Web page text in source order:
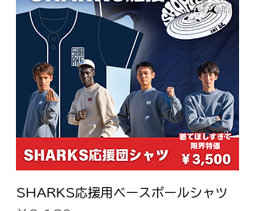
SHARKS応援用ベースボールシャツ